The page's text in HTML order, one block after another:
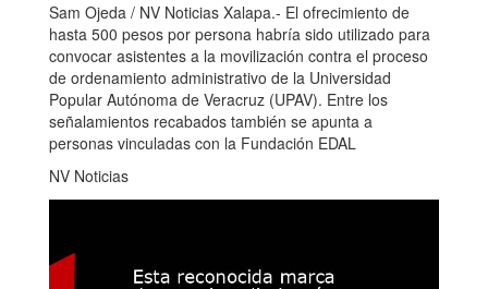
Sam Ojeda / NV Noticias Xalapa.- El ofrecimiento de
hasta 500 pesos por persona habría sido utilizado para
convocar asistentes a la movilización contra el proceso
de ordenamiento administrativo de la Universidad
Popular Autónoma de Veracruz (UPAV). Entre los
señalamientos recabados también se apunta a
personas vinculadas con la Fundación EDAL
NV Noticias